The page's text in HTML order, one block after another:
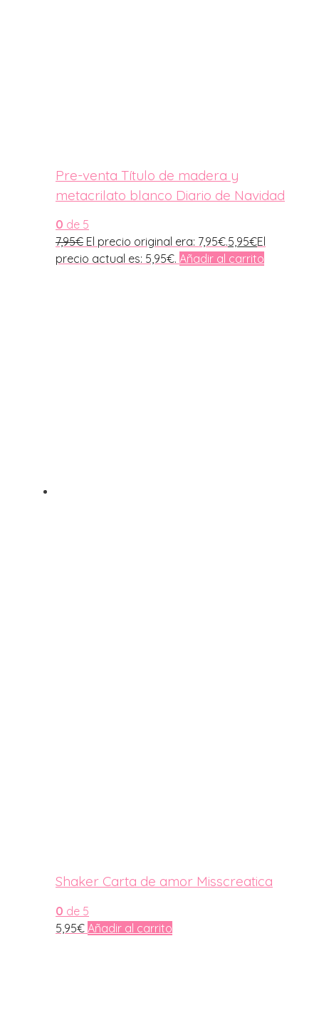
Pre-venta Título de madera y
metacrilato blanco Diario de Navidad
0 de 5
7,95€ El precio original era: 7,95€.5,95€El
precio actual es: 5,95€. Añadir al carrito
Shaker Carta de amor Misscreatica
0 de 5
5,95€ Añadir al carrito